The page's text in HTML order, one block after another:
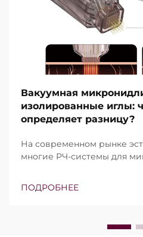
Вакуумная
изолированные иглы:
определяет разницу?
На современном рынке
многие РЧ-системы для
заключается не просто в
ПОДРОБНЕЕ